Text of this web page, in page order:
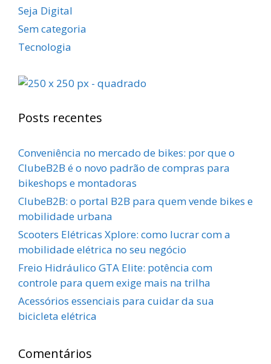
Seja Digital
Sem categoria
Tecnologia
Posts recentes
Conveniência no mercado de bikes: por que o
ClubeB2B é o novo padrão de compras para
bikeshops e montadoras
ClubeB2B: o portal B2B para quem vende bikes e
mobilidade urbana
Scooters Elétricas Xplore: como lucrar com a
mobilidade elétrica no seu negócio
Freio Hidráulico GTA Elite: potência com
controle para quem exige mais na trilha
Acessórios essenciais para cuidar da sua
bicicleta elétrica
Comentários